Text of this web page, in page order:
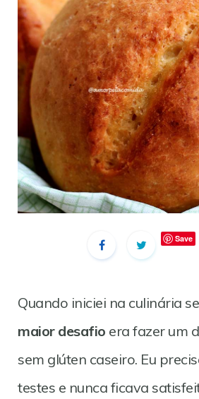
Save
Quando iniciei na culinária
maior desafio era fazer um
sem glúten caseiro. Eu
testes e nunca ficava